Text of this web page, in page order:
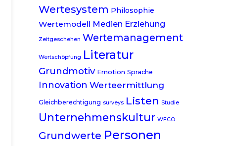
Wertesystem Philosophie
Wertemodell Medien Erziehung
Zeitgeschehen Wertemanagement
Wertschöpfung Literatur
Grundmotiv Emotion Sprache
Innovation Werteermittlung
Gleichberechtigung surveys Listen Studie
Unternehmenskultur WECO
Grundwerte Personen